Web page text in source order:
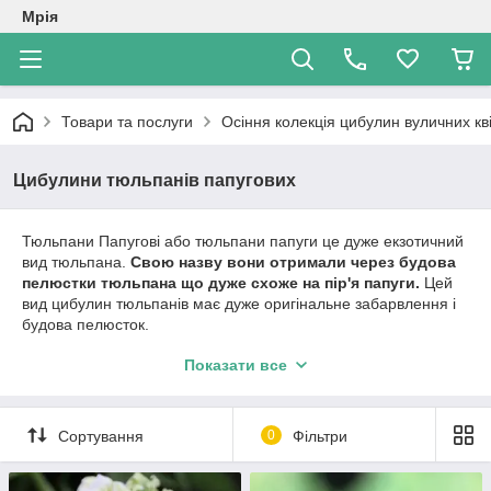
Мрія
Товари та послуги Осіння колекція цибулин вуличних
Цибулини тюльпанів папугових
Тюльпани Папугові або тюльпани папуги це дуже екзотичний
вид тюльпана. Свою назву вони отримали через будова
пелюстки тюльпана що дуже схоже на пір'я папуги. Цей
вид цибулин тюльпанів має дуже оригінальне забарвлення і
будова пелюсток.
можна вважати їх універсальними при посадці.
Цей вид тюльпанів бажано садити групою, тоді виходять дуже
гарні композиції. Якщо Ви наважилися посадити цей тюльпан
, то потрібно вибрати таке помста де го буде видно з будь-
якої сторони.
Показати все
Сортування 0 Фільтри